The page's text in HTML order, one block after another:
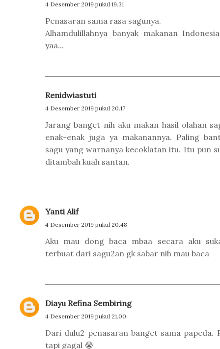
4 Desember 2019 pukul 19.31
Penasaran sama rasa sagunya.
Alhamdulillahnya banyak makanan
yaa...
Renidwiastuti
4 Desember 2019 pukul 20.17
Jarang banget nih aku makan hasil olahan
enak-enak juga ya makanannya. Paling
sagu yang warnanya kecoklatan itu. Itu pun
ditambah kuah santan.
Yanti Alif
4 Desember 2019 pukul 20.48
Aku mau dong baca mbaa secara aku
terbuat dari sagu2an gk sabar nih mau baca
Diayu Refina Sembiring
4 Desember 2019 pukul 21.00
Dari dulu2 penasaran banget sama papeda.
tapi gagal 😭